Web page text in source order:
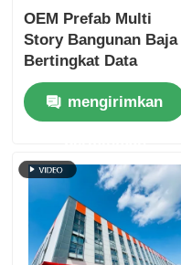
OEM Prefab Multi
Story Bangunan Baja
Bertingkat Data
Center Fireproofing
mengirimkan